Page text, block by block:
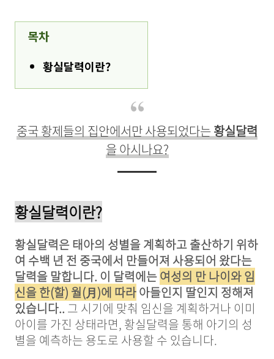
목차
황실달력이란?
중국 황제들의 집안에서만 사용되었다는황실달력
을 아시나요?
황실달력이란?
황실달력은 태아의 성별을 계획하고 출산하기 위하
여 수백 년 전 중국에서 만들어져 사용되어 왔다는
달력을 말합니다. 이 달력에는여성의 만 나이와 임
신을 한(할) 월(月)에 따라아들인지 딸인지 정해져
있습니다.. 그 시기에 맞춰 임신을 계획하거나 이미
아이를 가진 상태라면, 황실달력을 통해 아기의 성
별을 예측하는 용도로 사용할 수 있습니다.